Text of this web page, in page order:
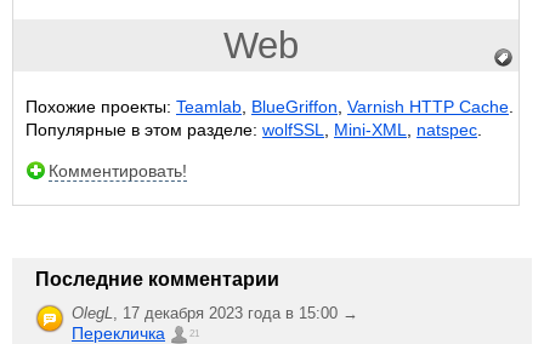
Web
Похожие проекты: Teamlab BlueGriffon Varnish HTTP Cache
Популярные в этом разделе: wolfSSL Mini-XML natspec
Комментировать!
Последние комментарии
OlegL, 17 декабря 2023 года в 15:00 →
Перекличка 21